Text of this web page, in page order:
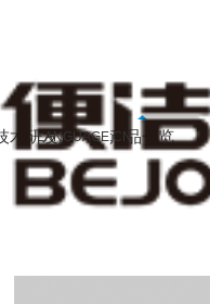
术研发 产品一览
LANGUAGE:CN